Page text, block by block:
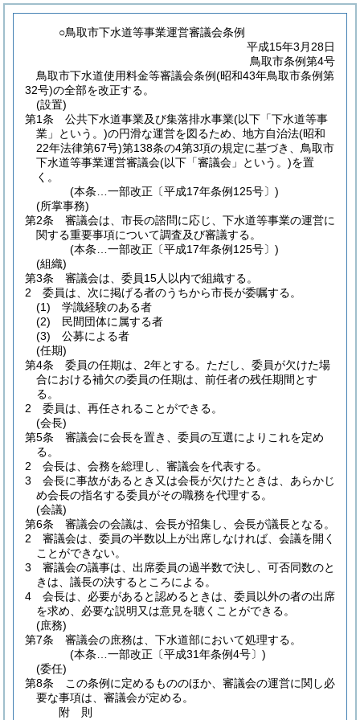
○鳥取市下水道等事業運営審議会条例
平成15年3月28日
鳥取市条例第4号
鳥取市下水道使用料金等審議会条例(昭和43年鳥取市条例第
32号)の全部を改正する。
(設置)
第1条
公共下水道事業及び集落排水事業(以下「下水道等事
業」という。)の円滑な運営を図るため、地方自治法(昭和
22年法律第67号)第138条の4第3項の規定に基づき、鳥取市
下水道等事業運営審議会(以下「審議会」という。)を置
く。
(本条…一部改正〔平成17年条例125号〕)
(所掌事務)
第2条
審議会は、市長の諮問に応じ、下水道等事業の運営に
関する重要事項について調査及び審議する。
(本条…一部改正〔平成17年条例125号〕)
(組織)
第3条
審議会は、委員15人以内で組織する。
2
委員は、次に掲げる者のうちから市長が委嘱する。
(1)
学識経験のある者
(2)
民間団体に属する者
(3)
公募による者
(任期)
第4条
委員の任期は、2年とする。 ただし、委員が欠けた場
合における補欠の委員の任期は、前任者の残任期間とす
る。
2
委員は、再任されることができる。
(会長)
第5条
審議会に会長を置き、委員の互選によりこれを定め
る。
2
会長は、会務を総理し、審議会を代表する。
3
会長に事故があるとき又は会長が欠けたときは、あらかじ
め会長の指名する委員がその職務を代理する。
(会議)
第6条
審議会の会議は、会長が招集し、会長が議長となる。
2
審議会は、委員の半数以上が出席しなければ、会議を開く
ことができない。
3
審議会の議事は、出席委員の過半数で決し、可否同数のと
きは、議長の決するところによる。
4
会長は、必要があると認めるときは、委員以外の者の出席
を求め、必要な説明又は意見を聴くことができる。
(庶務)
第7条
審議会の庶務は、下水道部において処理する。
(本条…一部改正〔平成31年条例4号〕)
(委任)
第8条
この条例に定めるもののほか、審議会の運営に関し必
要な事項は、審議会が定める。
附 則